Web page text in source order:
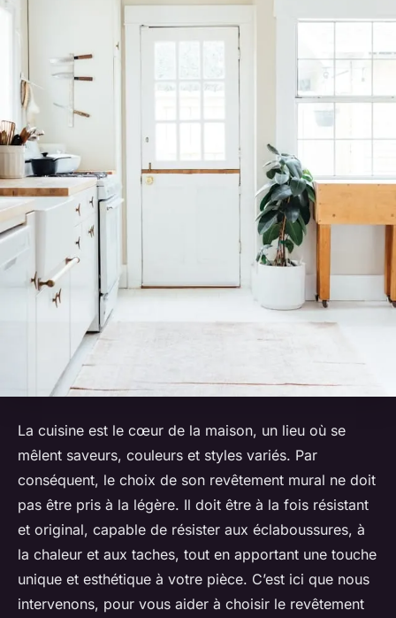
La cuisine est le cœur de la maison, un lieu où se
mêlent saveurs, couleurs et styles variés. Par
conséquent, le choix de son revêtement mural ne doit
pas être pris à la légère. Il doit être à la fois résistant
et original, capable de résister aux éclaboussures, à
la chaleur et aux taches, tout en apportant une touche
unique et esthétique à votre pièce. C’est ici que nous
intervenons, pour vous aider à choisir le revêtement